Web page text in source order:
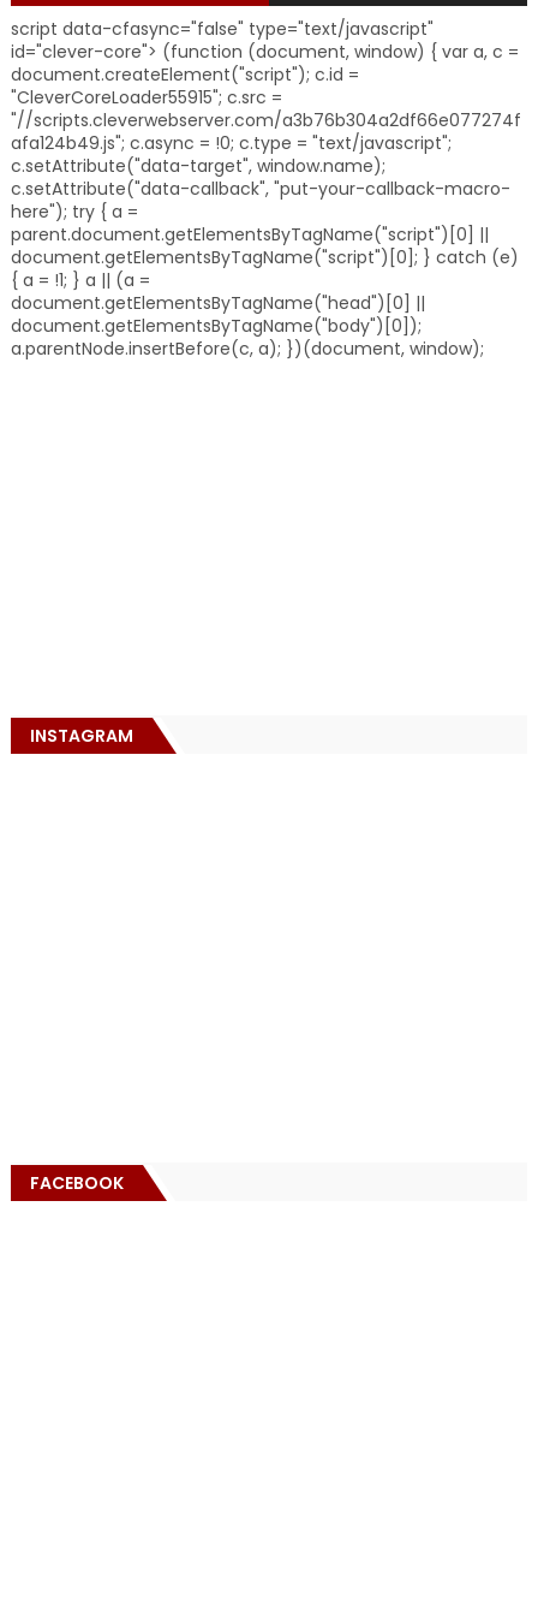
script data-cfasync="false" type="text/javascript"
id="clever-core"> (function (document, window) { var a, c =
document.createElement("script"); c.id =
"CleverCoreLoader55915"; c.src =
"//scripts.cleverwebserver.com/a3b76b304a2df66e077274f
afa124b49.js"; c.async = !0; c.type = "text/javascript";
c.setAttribute("data-target", window.name);
c.setAttribute("data-callback", "put-your-callback-macro-
here"); try { a =
parent.document.getElementsByTagName("script")[0] ||
document.getElementsByTagName("script")[0]; } catch (e)
{ a = !1; } a || (a =
document.getElementsByTagName("head")[0] ||
document.getElementsByTagName("body")[0]);
a.parentNode.insertBefore(c, a); })(document, window);
INSTAGRAM
FACEBOOK